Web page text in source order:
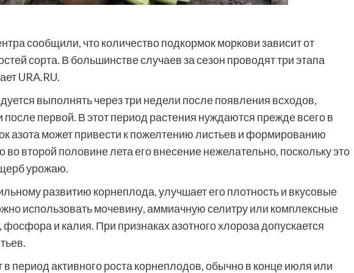
сообщили, что количество подкормок моркови зависит от
сорта. В большинстве случаев за сезон проводят три этапа
URA.RU.
выполнять через три недели после появления всходов,
первой. В этот период растения нуждаются прежде всего в
азота может привести к пожелтению листьев и формированию
второй половине лета его внесение нежелательно, поскольку это
урожаю.
развитию корнеплода, улучшает его плотность и вкусовые
использовать мочевину, аммиачную селитру или комплексные
и калия. При признаках азотного хлороза допускается
период активного роста корнеплодов, обычно в конце июля или